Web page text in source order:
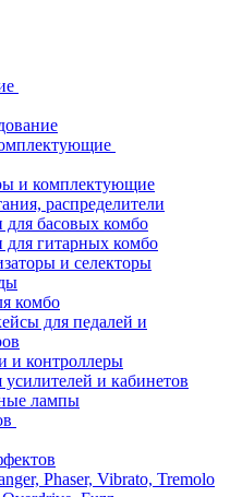
и комплектующие
распределители
басовых комбо
гитарных комбо
и селекторы
комбо
для педалей и
и контроллеры
и кабинетов
лампы
Phaser, Vibrato, Tremolo